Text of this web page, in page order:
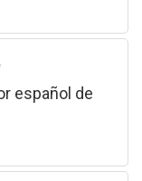
español de